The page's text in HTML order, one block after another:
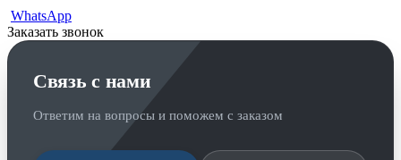
WhatsApp
Заказать звонок
Связь с нами
Ответим на вопросы и поможем с заказом